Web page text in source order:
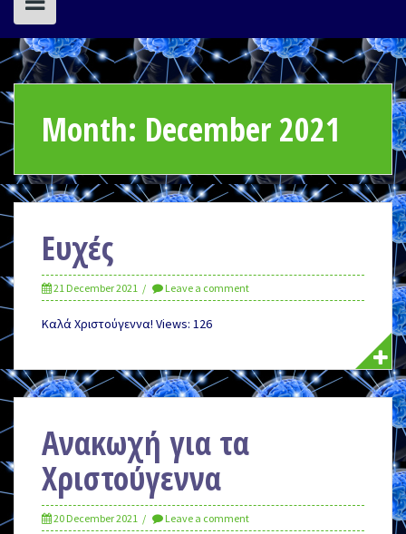
Month: December 2021
Ευχές
21 December 2021 Leave a comment
Καλά Χριστούγεννα! Views: 126
Aνακωχή για τα
Χριστούγεννα
20 December 2021 Leave a comment